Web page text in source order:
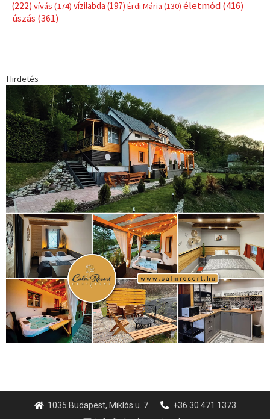
(222) vívás (174) vízilabda (197) Érdi Mária (130) életmód(416)
úszás (361)
Hirdetés
1035 Budapest, Miklós u. 7.
+36 30 471 1373